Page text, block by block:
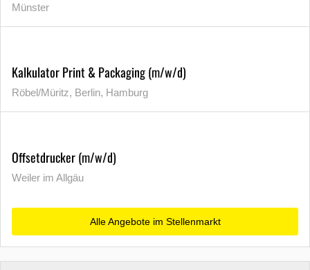
Münster
Kalkulator Print & Packaging (m/w/d)
Röbel/Müritz, Berlin, Hamburg
Offsetdrucker (m/w/d)
Weiler im Allgäu
Alle Angebote im Stellenmarkt